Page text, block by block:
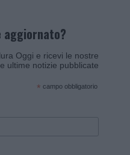
aggiornato?
Oggi e ricevi le nostre
ultime notizie pubblicate
* campo obbligatorio